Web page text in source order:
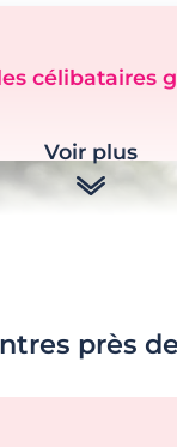
célibataires
Voir plus
près